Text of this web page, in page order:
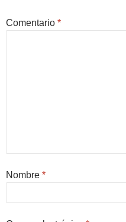
Comentario *
Nombre *